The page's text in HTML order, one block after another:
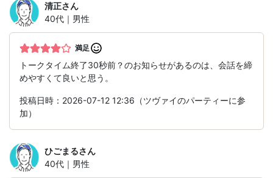
清正さん
40代｜男性
満足
トークタイム終了30秒前？のお知らせがあるのは、会話を締
めやすくて良いと思う。
投稿日時：2026-07-12 12:36（ツヴァイのパーティーに参
加）
ひごまるさん
40代｜男性